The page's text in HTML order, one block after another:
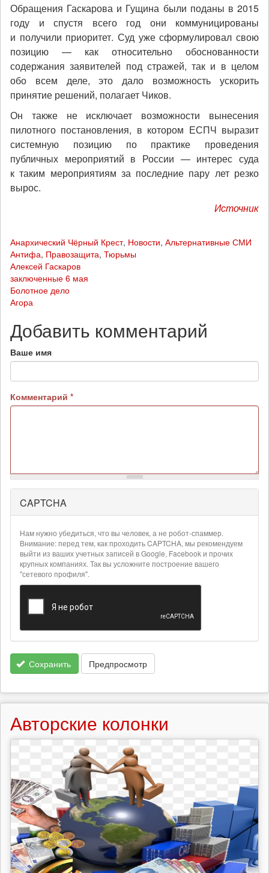
Обращения Гаскарова и Гущина были поданы в 2015
году и спустя всего год они коммуницированы
и получили приоритет. Суд уже сформулировал свою
позицию — как относительно обоснованности
содержания заявителей под стражей, так и в целом
обо всем деле, это дало возможность ускорить
принятие решений, полагает Чиков.
Он также не исключает возможности вынесения
пилотного постановления, в котором ЕСПЧ выразит
системную позицию по практике проведения
публичных мероприятий в России — интерес суда
к таким мероприятиям за последние пару лет резко
вырос.
Источник
Анархический Чёрный Крест, Новости, Альтернативные СМИ
Антифа, Правозащита, Тюрьмы
Алексей Гаскаров
заключенные 6 мая
Болотное дело
Агора
Добавить комментарий
Ваше имя
Комментарий *
Более
подробная
информация
текстовых
форматах
CAPTCHA
Нам нужно убедиться, что вы человек, а не робот-спаммер.
Внимание: перед тем, как проходить CAPTCHA, мы рекомендуем
выйти из ваших учетных записей в Google, Facebook и прочих
крупных компаниях. Так вы усложните построение вашего
"сетевого профиля".
Сохранить Предпросмотр
Авторские колонки